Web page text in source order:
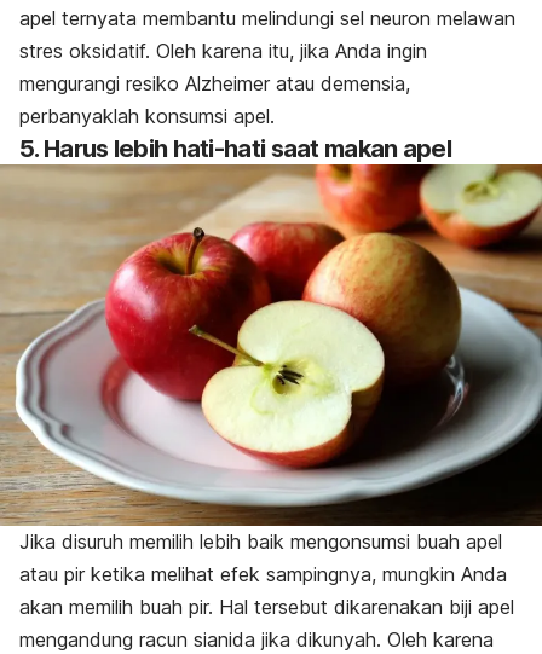
apel ternyata membantu melindungi sel neuron melawan
stres oksidatif. Oleh karena itu, jika Anda ingin
mengurangi resiko Alzheimer atau demensia,
perbanyaklah konsumsi apel.
5. Harus lebih hati-hati saat makan apel
Jika disuruh memilih lebih baik mengonsumsi buah apel
atau pir ketika melihat efek sampingnya, mungkin Anda
akan memilih buah pir. Hal tersebut dikarenakan biji apel
mengandung racun sianida jika dikunyah. Oleh karena